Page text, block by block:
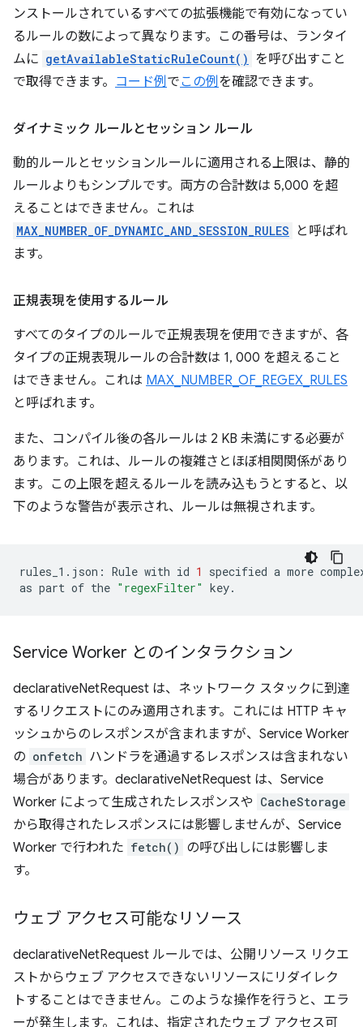
ンストールされているすべての拡張機能で有効になってい
るルールの数によって異なります。この番号は、ランタイ
ムに getAvailableStaticRuleCount() を呼び出すこと
で取得できます。 コード例でこの例を確認できます。
ダイナミック ルールとセッション ルール
動的ルールとセッションルールに適用される上限は、静的
ルールよりもシンプルです。両方の合計数は 5,000 を超
えることはできません。これは
MAX_NUMBER_OF_DYNAMIC_AND_SESSION_RULES
と呼ばれ
ます。
正規表現を使用するルール
すべてのタイプのルールで正規表現を使用できますが、各
タイプの正規表現ルールの合計数は 1, 000 を超えること
はできません。これは MAX_NUMBER_OF_REGEX_RULES
と呼ばれます。
また、コンパイル後の各ルールは 2 KB 未満にする必要が
あります。これは、ルールの複雑さとほぼ相関関係があり
ます。この上限を超えるルールを読み込もうとすると、以
下のような警告が表示され、ルールは無視されます。
rules_1.json: Rule with id 1 specified a more
as part of the "regexFilter"
Service Worker とのインタラクション
declarativeNetRequest は、ネットワーク スタックに到達
するリクエストにのみ適用されます。これには HTTP キャ
ッシュからのレスポンスが含まれますが、Service Worker
の onfetch ハンドラを通過するレスポンスは含まれない
場合があります。declarativeNetRequest は、Service
Worker によって生成されたレスポンスや CacheStorage
から取得されたレスポンスには影響しませんが、Service
Worker で行われた fetch() の呼び出しには影響しま
す。
ウェブ アクセス可能なリソース
declarativeNetRequest ルールでは、公開リソース リクエ
ストからウェブ アクセスできないリソースにリダイレク
トすることはできません。このような操作を行うと、エラ
ーが発生します。これは、指定されたウェブ アクセス可